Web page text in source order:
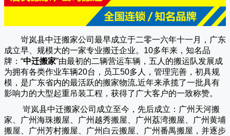
岢岚县中迁搬家公司 最早成立于二零一六年十一月，广东
成立早、规模大的一家专业搬迁企业。10多年来，知名品
牌：“中迁搬家”由最初的二辆营运车辆，五人的搬运队发展成
为拥有各类作业车辆20台，员工50多人，管理完善，初具规
模，是广东省内的最活跃的搬家物流,近年来承揽了一批具有
影响力的大型起重吊装工程，获得了广大客户的一致称赞。
岢岚县中迁搬家公司成立至今，先后成立：广州天河搬
家、广州海珠搬屋、广州越秀搬屋、广州荔湾搬屋、广州黄埔
搬屋、广州芳村搬屋、广州白云搬屋、广州番禺搬屋，并逐步